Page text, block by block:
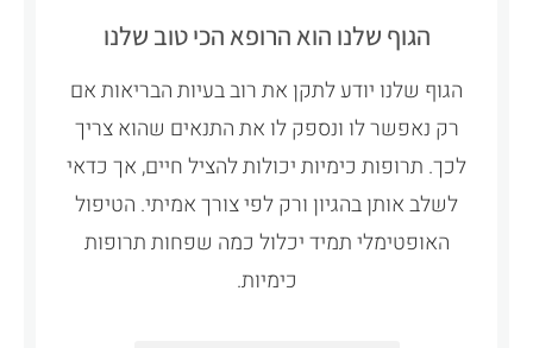
הגוף שלנו הוא הרופא הכי טוב שלנו
הגוף שלנו יודע לתקן את רוב בעיות הבריאות אם
רק נאפשר לו ונספק לו את התנאים שהוא צריך
לכך. תרופות כימיות יכולות להציל חיים, אך כדאי
לשלב אותן בהגיון ורק לפי צורך אמיתי. הטיפול
האופטימלי תמיד יכלול כמה שפחות תרופות
כימיות.